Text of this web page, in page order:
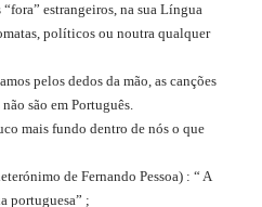
“fora” estrangeiros, na sua Língua
políticos ou noutra qualquer
pelos dedos da mão, as canções
são em Português.
mais fundo dentro de nós o que
de Fernando Pessoa) : “ A
portuguesa” ;